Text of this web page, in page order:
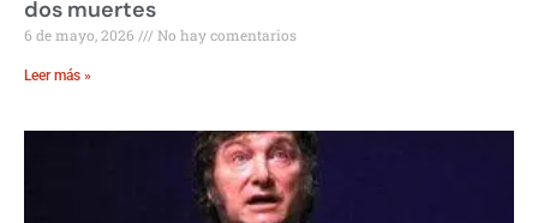
dos muertes
6 de mayo, 2026 No hay comentarios
Leer más »